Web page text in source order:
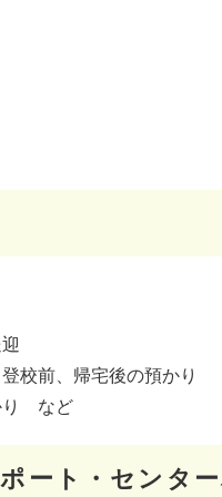
校前、帰宅後の預かり
り など
ート・センタ